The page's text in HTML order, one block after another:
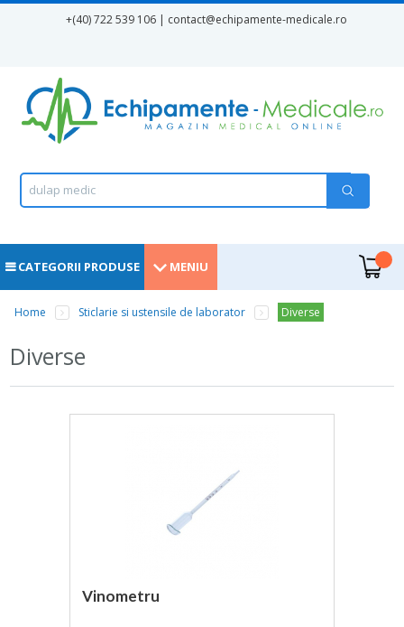
+(40) 722 539 106 | contact@echipamente-medicale.ro
Formular de căutare
Căutare
.dulap medic
MENIU
CATEGORII PRODUSE
Eşti aici
Home Sticlarie si ustensile de laborator Diverse
Diverse
Vinometru
Pagini